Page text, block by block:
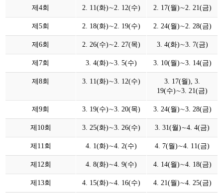
제4회 2. 11(화)∼2. 12(수) 2. 17(월)∼2. 21(금)
제5회 2. 18(화)∼2. 19(수) 2. 24(월)∼2. 28(금)
제6회 2. 26(수)∼2. 27(목) 3. 4(화)∼3. 7(금)
제7회 3. 4(화)∼3. 5(수) 3. 10(월)∼3. 14(금)
제8회 3. 11(화)∼3. 12(수)
3. 17(월), 3.
19(수)∼3. 21(금)
제9회 3. 19(수)∼3. 20(목) 3. 24(월)∼3. 28(금)
제10회 3. 25(화)∼3. 26(수) 3. 31(월)∼4. 4(금)
제11회 4. 1(화)∼4. 2(수) 4. 7(월)∼4. 11(금)
제12회 4. 8(화)∼4. 9(수) 4. 14(월)∼4. 18(금)
제13회 4. 15(화)∼4. 16(수) 4. 21(월)∼4. 25(금)